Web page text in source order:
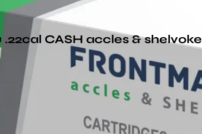
.22cal CASH accles & shelvoke